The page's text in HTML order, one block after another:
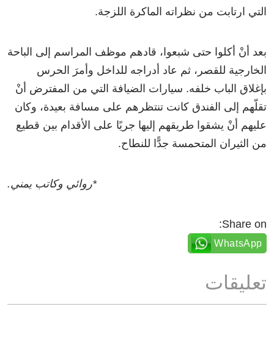
التي ارتابت من نظراته الماكرة اللزجة.
بعد أنْ أكلوا حتى شبعوا، قادهم موظف المراسم إلى الباحة
الخارجية للقصر، ثم عاد أدراجه للداخل وأمرَ الحرس
بإغلاق الباب خلفه. سيارات الضيافة التي من المفترض أنْ
تقلّهم إلى الفندق كانت تنتظرهم على مسافة بعيدة، وكان
عليهم أنْ يشقوا طريقهم إليها جريًا على الأقدام بين قطيع
من الثيران المتحمسة جدًّا للنطاح.
*روائي وكاتب يمني.
Share on:
WhatsApp
تعليقات